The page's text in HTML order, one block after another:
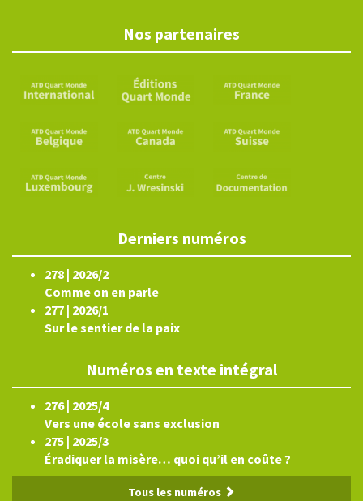
Nos partenaires
Derniers numéros
278 | 2026/2
Comme on en parle
277 | 2026/1
Sur le sentier de la paix
Numéros en texte intégral
276 | 2025/4
Vers une école sans exclusion
275 | 2025/3
Éradiquer la misère… quoi qu’il en coûte ?
Tous les numéros